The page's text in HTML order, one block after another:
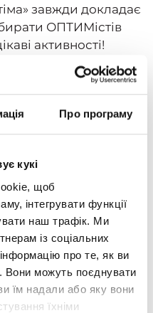
Про програму
кукі
щоб
інтегрувати функції
наш трафік. Ми
із соціальних
про те, як ви
Вони можуть поєднувати
їм надали або яку вони
їхніми
завжди докладає
ОПТИМістів
активності!
зустрічі та
багато цікавого!